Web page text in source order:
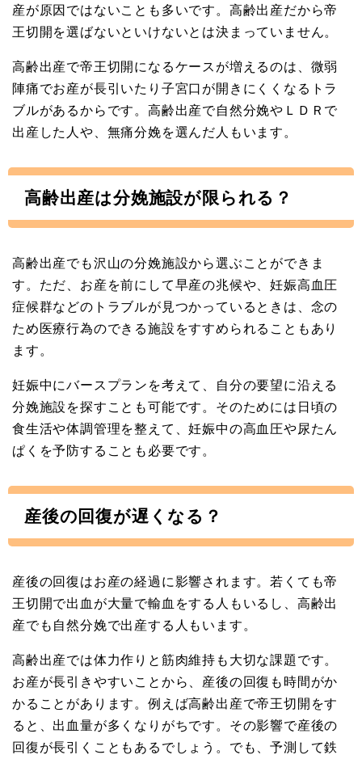
産が原因ではないことも多いです。高齢出産だから帝
王切開を選ばないといけないとは決まっていません。
高齢出産で帝王切開になるケースが増えるのは、微弱
陣痛でお産が長引いたり子宮口が開きにくくなるトラ
ブルがあるからです。高齢出産で自然分娩やＬＤＲで
出産した人や、無痛分娩を選んだ人もいます。
高齢出産は分娩施設が限られる？
高齢出産でも沢山の分娩施設から選ぶことができま
す。ただ、お産を前にして早産の兆候や、妊娠高血圧
症候群などのトラブルが見つかっているときは、念の
ため医療行為のできる施設をすすめられることもあり
ます。
妊娠中にバースプランを考えて、自分の要望に沿える
分娩施設を探すことも可能です。そのためには日頃の
食生活や体調管理を整えて、妊娠中の高血圧や尿たん
ぱくを予防することも必要です。
産後の回復が遅くなる？
産後の回復はお産の経過に影響されます。若くても帝
王切開で出血が大量で輸血をする人もいるし、高齢出
産でも自然分娩で出産する人もいます。
高齢出産では体力作りと筋肉維持も大切な課題です。
お産が長引きやすいことから、産後の回復も時間がか
かることがあります。例えば高齢出産で帝王切開をす
ると、出血量が多くなりがちです。その影響で産後の
回復が長引くこともあるでしょう。でも、予測して鉄